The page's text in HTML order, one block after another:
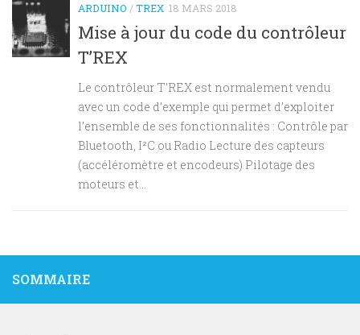
ARDUINO /TREX 18 MARS 2018
Mise à jour du code du contrôleur
T’REX
Le contrôleur T’REX est normalement vendu
avec un code d’exemple qui permet d’exploiter
l’ensemble de ses fonctionnalités : Contrôle par
Bluetooth, I²C ou Radio Lecture des capteurs
(accéléromètre et encodeurs) Pilotage des
moteurs et...
SOMMAIRE